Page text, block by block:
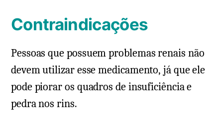
Contraindicações
Pessoas que possuem problemas renais não
devem utilizar esse medicamento, já que ele
pode piorar os quadros de insuficiência e
pedra nos rins.